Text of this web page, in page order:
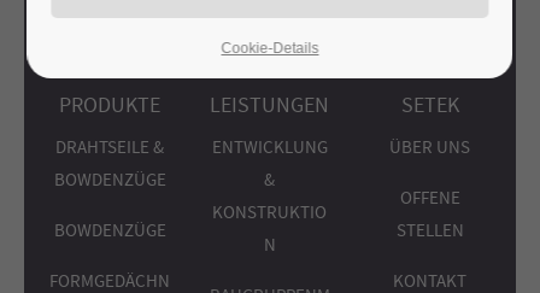
PRODUKTE
DRAHTSEILE &
BOWDENZÜGE
BOWDENZÜGE
FORMGEDÄCHN
LEISTUNGEN
ENTWICKLUNG
&
KONSTRUKTIO
N
SETEK
ÜBER UNS
OFFENE
STELLEN
KONTAKT
Cookie-Details